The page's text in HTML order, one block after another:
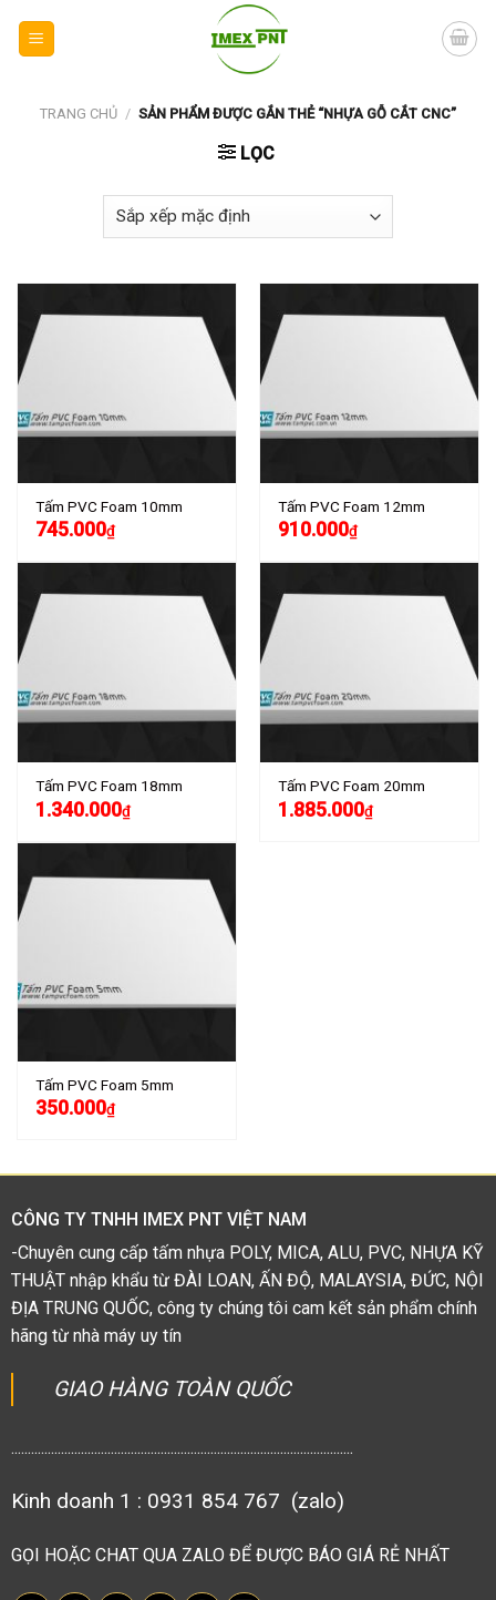
TRANG CHỦ / SẢN PHẨM ĐƯỢC GẮN THẺ “NHỰA GỖ CẮT CNC”
LỌC
Tấm PVC Foam 10mm
745.000₫
Tấm PVC Foam 12mm
910.000₫
Tấm PVC Foam 18mm
1.340.000₫
Tấm PVC Foam 20mm
1.885.000₫
Tấm PVC Foam 5mm
350.000₫
CÔNG TY TNHH IMEX PNT VIỆT NAM
-Chuyên cung cấp tấm nhựa POLY, MICA, ALU, PVC, NHỰA KỸ
THUẬT nhập khẩu từ ĐÀI LOAN, ẤN ĐỘ, MALAYSIA, ĐỨC, NỘI
ĐỊA TRUNG QUỐC, công ty chúng tôi cam kết sản phẩm chính
hãng từ nhà máy uy tín
GIAO HÀNG TOÀN QUỐC
.......................................................................................................
Kinh doanh 1 : 0931 854 767 (zalo)
GỌI HOẶC CHAT QUA ZALO ĐỂ ĐƯỢC BÁO GIÁ RẺ NHẤT